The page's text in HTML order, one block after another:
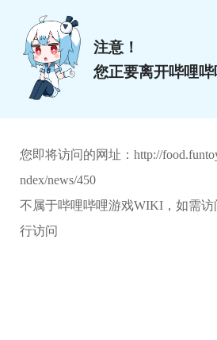
注意！
您正要离开哔哩
您即将访问的网址： http://
ndex/news/450
不属于哔哩哔哩游戏WIKI，如需
行访问